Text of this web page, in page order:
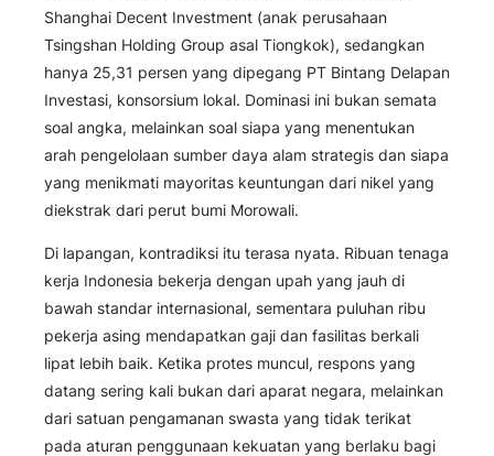
Shanghai Decent Investment (anak perusahaan
Tsingshan Holding Group asal Tiongkok), sedangkan
hanya 25,31 persen yang dipegang PT Bintang Delapan
Investasi, konsorsium lokal. Dominasi ini bukan semata
soal angka, melainkan soal siapa yang menentukan
arah pengelolaan sumber daya alam strategis dan siapa
yang menikmati mayoritas keuntungan dari nikel yang
diekstrak dari perut bumi Morowali.
Di lapangan, kontradiksi itu terasa nyata. Ribuan tenaga
kerja Indonesia bekerja dengan upah yang jauh di
bawah standar internasional, sementara puluhan ribu
pekerja asing mendapatkan gaji dan fasilitas berkali
lipat lebih baik. Ketika protes muncul, respons yang
datang sering kali bukan dari aparat negara, melainkan
dari satuan pengamanan swasta yang tidak terikat
pada aturan penggunaan kekuatan yang berlaku bagi